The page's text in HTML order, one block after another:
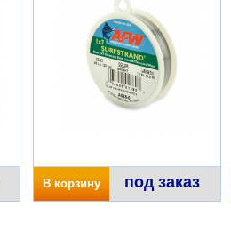
В корзину под заказ